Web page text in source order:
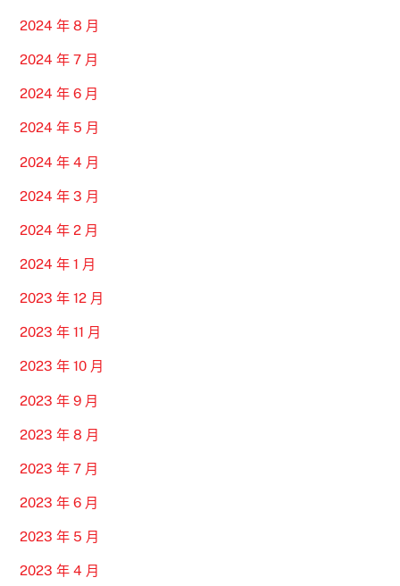
2024 年 8 月
2024 年 7 月
2024 年 6 月
2024 年 5 月
2024 年 4 月
2024 年 3 月
2024 年 2 月
2024 年 1 月
2023 年 12 月
2023 年 11 月
2023 年 10 月
2023 年 9 月
2023 年 8 月
2023 年 7 月
2023 年 6 月
2023 年 5 月
2023 年 4 月